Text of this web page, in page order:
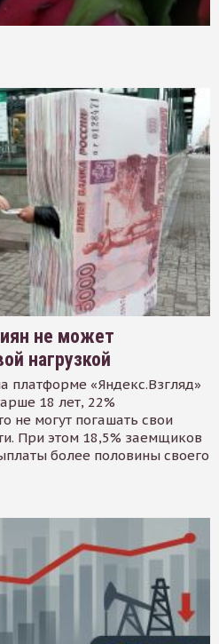
не может
нагрузкой
платформе «Яндекс.Взгляд»
18 лет, 22%
не могут погашать свои
При этом 18,5% заемщиков
более половины своего